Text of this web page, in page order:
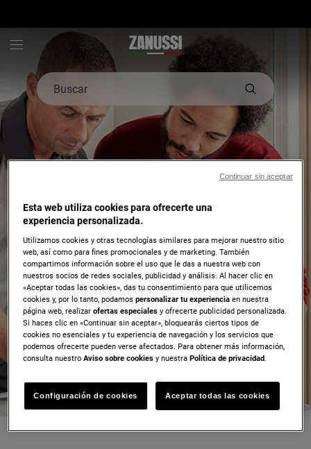
Buscar
Zanussi - Hero Block
Soporte Zanussi
¿Necesitas ayuda con un
producto?
Soporte Zanussi
Esta web utiliza cookies para ofrecerte una
experiencia personalizada.
Utilizamos cookies y otras tecnologías similares para mejorar nuestro sitio
web, así como para fines promocionales y de marketing. También
compartimos información sobre el uso que le das a nuestra web con
nuestros socios de redes sociales, publicidad y análisis. Al hacer clic en
«Aceptar todas las cookies», das tu consentimiento para que utilicemos
cookies y, por lo tanto, podamospersonalizar tu experienciaen nuestra
página web, realizarofertas especiales y ofrecerte publicidad personalizada.
Si haces clic en «Continuar sin aceptar», bloquearás ciertos tipos de
cookies no esenciales y tu experiencia de navegación y los servicios que
podemos ofrecerte pueden verse afectados. Para obtener más información,
consulta nuestroAviso sobre cookies y nuestraPolítica de privacidad.
Configuración de cookies Aceptar todas las cookies
Continuar sin aceptar